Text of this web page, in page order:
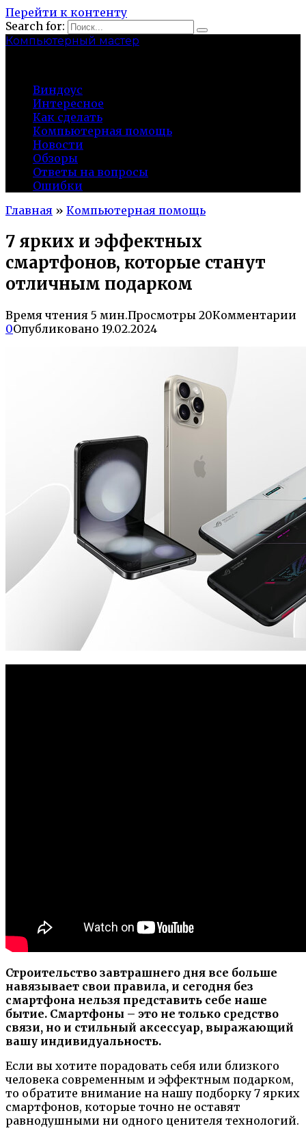
Перейти к контенту
Search for:
Компьютерный мастер
Виндоус
Интересное
Как сделать
Компьютерная помощь
Новости
Обзоры
Ответы на вопросы
Ошибки
Главная » Компьютерная помощь
7 ярких и эффектных
смартфонов, которые станут
отличным подарком
Время чтения 5 мин.Просмотры 20Комментарии
0Опубликовано 19.02.2024
Строительство завтрашнего дня все больше
навязывает свои правила, и сегодня без
смартфона нельзя представить себе наше
бытие. Смартфоны – это не только средство
связи, но и стильный аксессуар, выражающий
вашу индивидуальность.
Если вы хотите порадовать себя или близкого
человека современным и эффектным подарком,
то обратите внимание на нашу подборку 7 ярких
смартфонов, которые точно не оставят
равнодушными ни одного ценителя технологий.